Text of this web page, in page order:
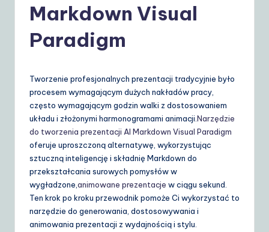
D
ai
ly
G
ui
Markdown Visual
Paradigm
Tworzenie profesjonalnych prezentacji tradycyjnie było
procesem wymagającym dużych nakładów pracy,
często wymagającym godzin walki z dostosowaniem
układu i złożonymi harmonogramami animacji. Narzędzie
do tworzenia prezentacji AI Markdown Visual Paradigm
oferuje uproszczoną alternatywę, wykorzystując
sztuczną inteligencję i składnię Markdown do
przekształcania surowych pomysłów w
wygładzone, animowane prezentacje w ciągu sekund.
Ten krok po kroku przewodnik pomoże Ci wykorzystać to
narzędzie do generowania, dostosowywania i
animowania prezentacji z wydajnością i stylu.